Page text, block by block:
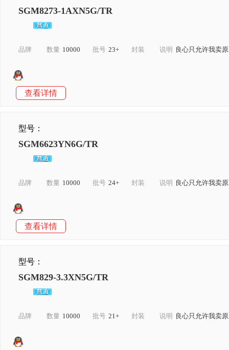
SGM8273-1AXN5G/TR
品牌 数量 10000 批号 23+ 封装 说明 良心只允许我卖
查看详情
型号：
SGM6623YN6G/TR
品牌 数量 10000 批号 24+ 封装 说明 良心只允许我卖
查看详情
型号：
SGM829-3.3XN5G/TR
品牌 数量 10000 批号 21+ 封装 说明 良心只允许我卖